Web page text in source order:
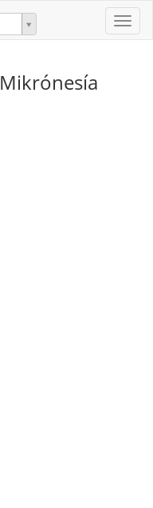
Toggle
Mikrónesía